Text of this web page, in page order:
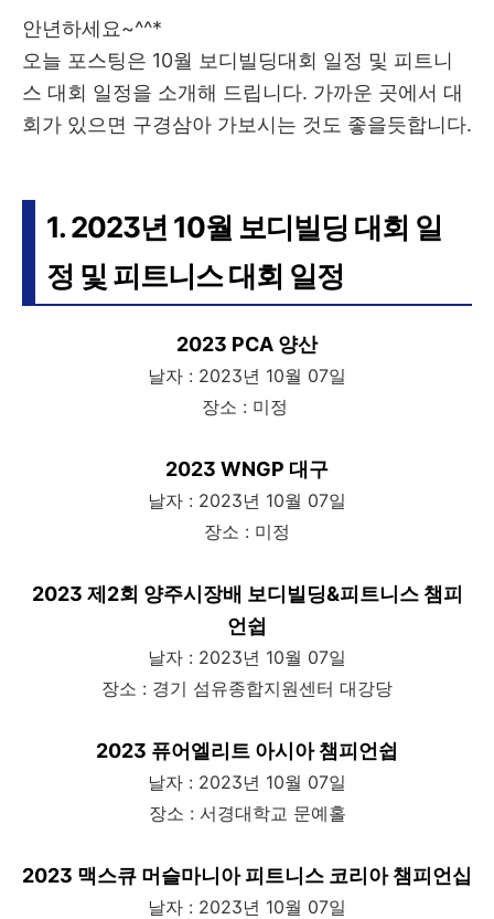
안년하세요~^^*
오늘 포스팅은 10월 보디빌딩대회 일정 및 피트니
스 대회 일정을 소개해 드립니다. 가까운 곳에서 대
회가 있으면 구경삼아 가보시는 것도 좋을듯합니다.
1. 2023년 10월 보디빌딩 대회 일
정 및 피트니스 대회 일정
2023 PCA 양산
날자 : 2023년 10월 07일
장소 : 미정
2023 WNGP 대구
날자 : 2023년 10월 07일
장소 : 미정
2023 제2회 양주시장배 보디빌딩&피트니스 챔피
언쉽
날자 : 2023년 10월 07일
장소 : 경기 섬유종합지원센터 대강당
2023 퓨어엘리트 아시아 챔피언쉽
날자 : 2023년 10월 07일
장소 : 서경대학교 문예홀
2023 맥스큐 머슬마니아 피트니스 코리아 챔피언십
날자 : 2023년 10월 07일